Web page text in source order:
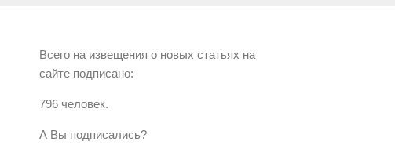
Всего на извещения о новых статьях на
сайте подписано:
796 человек.
А Вы подписались?